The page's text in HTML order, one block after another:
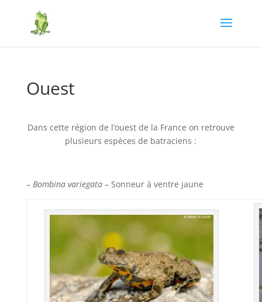
Ouest
Dans cette région de l’ouest de la France on retrouve
plusieurs espèces de batraciens :
– Bombina variegata– Sonneur à ventre jaune